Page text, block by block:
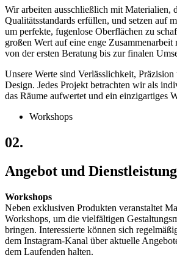
Wir arbeiten ausschließlich mit Materialien,
Qualitätsstandards erfüllen, und setzen auf
um perfekte, fugenlose Oberflächen zu
großen Wert auf eine enge
von der ersten Beratung bis zur finalen
Unsere Werte sind Verlässlichkeit,
Design. Jedes Projekt betrachten wir als
das Räume aufwertet und ein einzigartiges
Workshops
02.
Angebot und
Workshops
Neben exklusiven Produkten veranstaltet
Workshops, um die vielfältigen
bringen. Interessierte können sich
dem Instagram-Kanal über aktuelle
dem Laufenden halten.